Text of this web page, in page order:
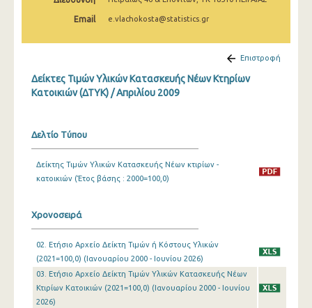
Μαρτίου 2025
Δεκεμβρίου 2024
Οκτωβρίου 2024
Αυγούστου 2024
Ιουνίου 2024
Μαΐου 2024
Email e.vlachokosta@statistics.gr
Επιστροφή
Δείκτες Τιμών Υλικών Κατασκευής Νέων Κτηρίων
Κατοικιών (ΔΤΥΚ) / Απριλίου 2009
Δελτίο Τύπου
Δείκτης Τιμών Υλικών Κατασκευής Νέων κτιρίων -
κατοικιών (Έτος βάσης : 2000=100,0)
Χρονοσειρά
02. Ετήσιο Αρχείο Δείκτη Τιμών ή Κόστους Υλικών
(2021=100,0) (Ιανουαρίου 2000 - Ιουνίου 2026)
03. Ετήσιο Αρχείο Δείκτη Τιμών Υλικών Κατασκευής Νέων
Κτιρίων Κατοικιών (2021=100,0) (Ιανουαρίου 2000 - Ιουνίου
2026)